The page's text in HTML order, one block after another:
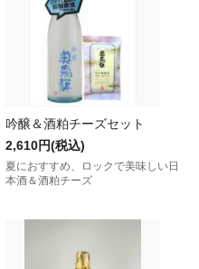
吟醸＆酒粕チーズセット
2,610円(税込)
夏におすすめ、ロックで美味しい日
本酒＆酒粕チーズ